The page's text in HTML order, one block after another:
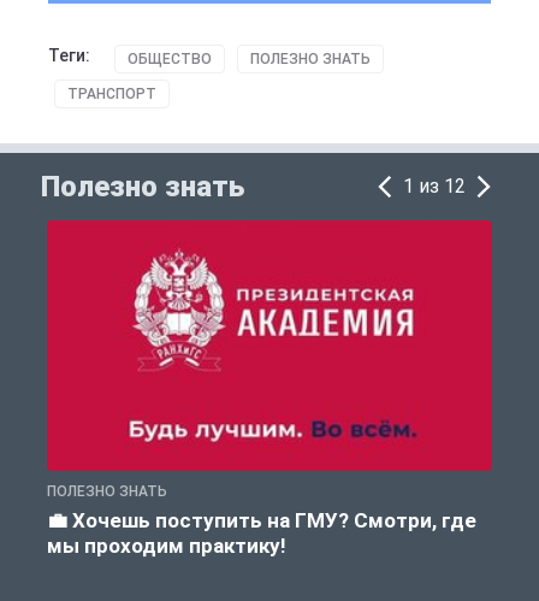
Теги: ОБЩЕСТВО ПОЛЕЗНО ЗНАТЬ
ТРАНСПОРТ
Полезно знать 1 из 12
ПОЛЕЗНО ЗНАТЬ
💼 Хочешь поступить на ГМУ? Смотри, где
мы проходим практику!